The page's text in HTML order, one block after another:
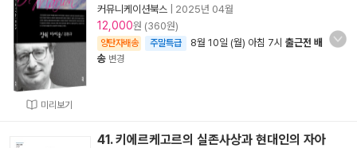
미리보기
커뮤니케이션북스
2025년 04월
12,000원 (360원)
양탄자배송 주말특급 8월 10일 (월) 아침 7시 출근전 배
송 변경
41. 키에르케고르의 실존사상과 현대인의 자아